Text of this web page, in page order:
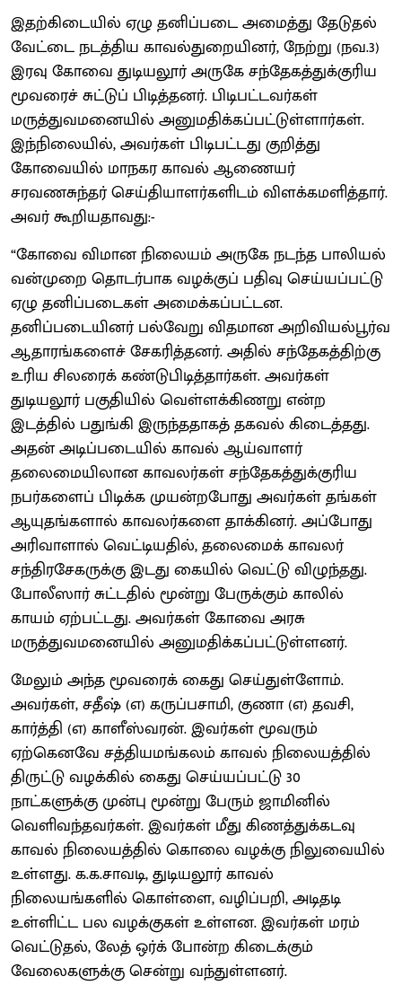
இதற்கிடையில் ஏழு தனிப்படை அமைத்து தேடுதல்
வேட்டை நடத்திய காவல்துறையினர், நேற்று (நவ.3)
இரவு கோவை துடியலூர் அருகே சந்தேகத்துக்குரிய
மூவரைச் சுட்டுப் பிடித்தனர். பிடிபட்டவர்கள்
மருத்துவமனையில் அனுமதிக்கப்பட்டுள்ளார்கள்.
இந்நிலையில், அவர்கள் பிடிபட்டது குறித்து
கோவையில் மாநகர காவல் ஆணையர்
சரவணசுந்தர் செய்தியாளர்களிடம் விளக்கமளித்தார்.
அவர் கூறியதாவது:-
“கோவை விமான நிலையம் அருகே நடந்த பாலியல்
வன்முறை தொடர்பாக வழக்குப் பதிவு செய்யப்பட்டு
ஏழு தனிப்படைகள் அமைக்கப்பட்டன.
தனிப்படையினர் பல்வேறு விதமான அறிவியல்பூர்வ
ஆதாரங்களைச் சேகரித்தனர். அதில் சந்தேகத்திற்கு
உரிய சிலரைக் கண்டுபிடித்தார்கள். அவர்கள்
துடியலூர் பகுதியில் வெள்ளக்கிணறு என்ற
இடத்தில் பதுங்கி இருந்ததாகத் தகவல் கிடைத்தது.
அதன் அடிப்படையில் காவல் ஆய்வாளர்
தலைமையிலான காவலர்கள் சந்தேகத்துக்குரிய
நபர்களைப் பிடிக்க முயன்றபோது அவர்கள் தங்கள்
ஆயுதங்களால் காவலர்களை தாக்கினர். அப்போது
அரிவாளால் வெட்டியதில், தலைமைக் காவலர்
சந்திரசேகருக்கு இடது கையில் வெட்டு விழுந்தது.
போலீஸார் சுட்டதில் மூன்று பேருக்கும் காலில்
காயம் ஏற்பட்டது. அவர்கள் கோவை அரசு
மருத்துவமனையில் அனுமதிக்கப்பட்டுள்ளனர்.
மேலும் அந்த மூவரைக் கைது செய்துள்ளோம்.
அவர்கள், சதீஷ் (எ) கருப்பசாமி, குணா (எ) தவசி,
கார்த்தி (எ) காளீஸ்வரன். இவர்கள் மூவரும்
ஏற்கெனவே சத்தியமங்கலம் காவல் நிலையத்தில்
திருட்டு வழக்கில் கைது செய்யப்பட்டு 30
நாட்களுக்கு முன்பு மூன்று பேரும் ஜாமினில்
வெளிவந்தவர்கள். இவர்கள் மீது கிணத்துக்கடவு
காவல் நிலையத்தில் கொலை வழக்கு நிலுவையில்
உள்ளது. க.க.சாவடி, துடியலூர் காவல்
நிலையங்களில் கொள்ளை, வழிப்பறி, அடிதடி
உள்ளிட்ட பல வழக்குகள் உள்ளன. இவர்கள் மரம்
வெட்டுதல், லேத் ஒர்க் போன்ற கிடைக்கும்
வேலைகளுக்கு சென்று வந்துள்ளனர்.